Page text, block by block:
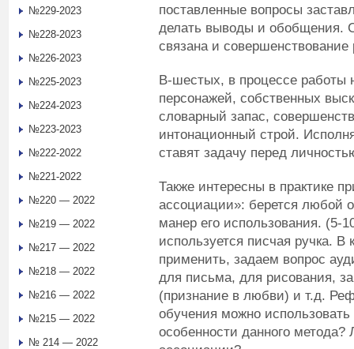
поставленные вопросы
делать выводы и обобщения.
связана и совершенствование
В-шестых, в процессе работы
персонажей, собственных
словарный запас,
интонационный строй.
ставят задачу перед
Также интересны в практике
ассоциации»: берется любой
манер его использования. (5-
используется писчая ручка.
применить, задаем вопрос
для письма, для рисования,
(признание в любви) и т.д.
обучения можно
особенности данного
№229-2023
№228-2023
№226-2023
№225-2023
№224-2023
№223-2023
№222-2022
№221-2022
№220 — 2022
№219 — 2022
№217 — 2022
№218 — 2022
№216 — 2022
№215 — 2022
№ 214 — 2022